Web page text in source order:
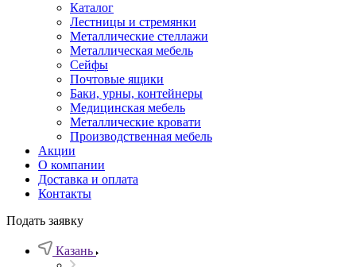
Каталог
Лестницы и стремянки
Металлические стеллажи
Металлическая мебель
Сейфы
Почтовые ящики
Баки, урны, контейнеры
Медицинская мебель
Металлические кровати
Производственная мебель
Акции
О компании
Доставка и оплата
Контакты
Подать заявку
Казань